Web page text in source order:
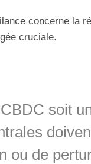
concerne la
cruciale.
soit
ou de